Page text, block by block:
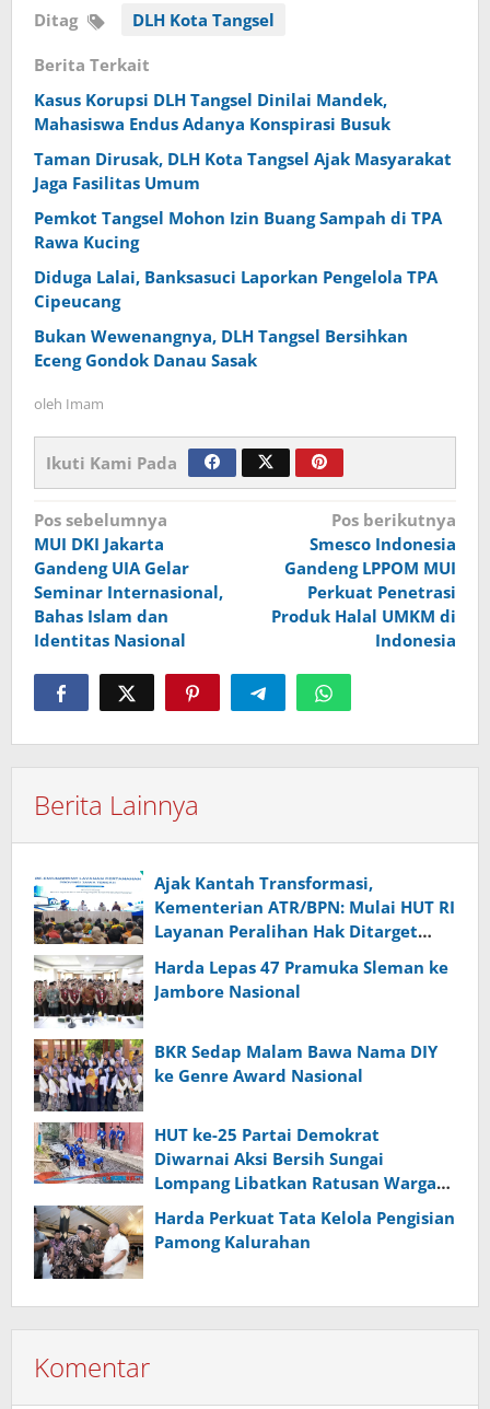
Ditag DLH Kota Tangsel
Berita Terkait
Kasus Korupsi DLH Tangsel Dinilai Mandek,
Mahasiswa Endus Adanya Konspirasi Busuk
Taman Dirusak, DLH Kota Tangsel Ajak Masyarakat
Jaga Fasilitas Umum
Pemkot Tangsel Mohon Izin Buang Sampah di TPA
Rawa Kucing
Diduga Lalai, Banksasuci Laporkan Pengelola TPA
Cipeucang
Bukan Wewenangnya, DLH Tangsel Bersihkan
Eceng Gondok Danau Sasak
oleh Imam
Ikuti Kami Pada
Navigasi
pos
Pos sebelumnya
MUI DKI Jakarta
Gandeng UIA Gelar
Seminar Internasional,
Bahas Islam dan
Identitas Nasional
Pos berikutnya
Smesco Indonesia
Gandeng LPPOM MUI
Perkuat Penetrasi
Produk Halal UMKM di
Indonesia
Berita Lainnya
Ajak Kantah Transformasi,
Kementerian ATR/BPN: Mulai HUT RI
Layanan Peralihan Hak Ditarget
Selesai 10 Hari
Harda Lepas 47 Pramuka Sleman ke
Jambore Nasional
BKR Sedap Malam Bawa Nama DIY
ke Genre Award Nasional
HUT ke-25 Partai Demokrat
Diwarnai Aksi Bersih Sungai
Lompang Libatkan Ratusan Warga
Banyumas
Harda Perkuat Tata Kelola Pengisian
Pamong Kalurahan
Komentar